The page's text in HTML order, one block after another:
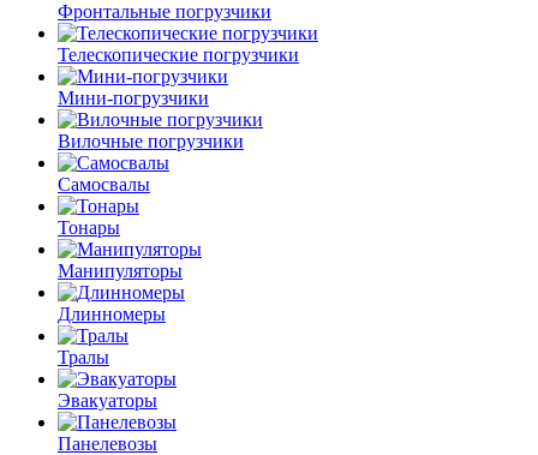
Фронтальные погрузчики
Телескопические погрузчики
Мини-погрузчики
Вилочные погрузчики
Самосвалы
Тонары
Манипуляторы
Длинномеры
Тралы
Эвакуаторы
Панелевозы